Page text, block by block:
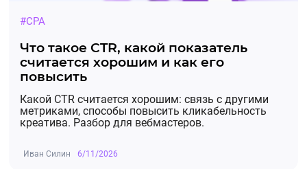
#CPA
Что такое CTR, какой показатель
считается хорошим и как его
повысить
Какой CTR считается хорошим: связь с другими
метриками, способы повысить кликабельность
креатива. Разбор для вебмастеров.
Иван Силин 6/11/2026